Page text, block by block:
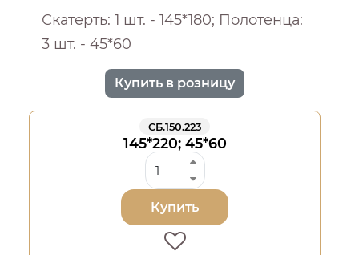
Скатерть: 1 шт. - 145*180; Полотенца:
3 шт. - 45*60
Купить в розницу
СБ.150.223
145*220; 45*60
Купить